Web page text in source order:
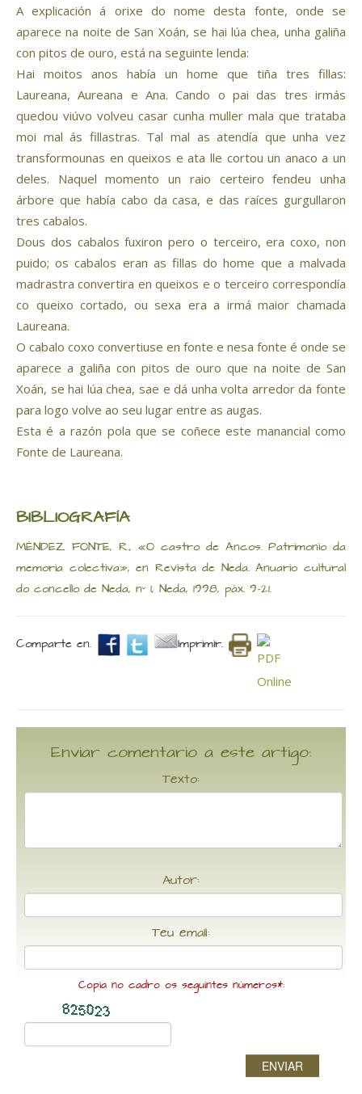
A explicación á orixe do nome desta fonte, onde se
aparece na noite de San Xoán, se hai lúa chea, unha galiña
con pitos de ouro, está na seguinte lenda:
Hai moitos anos había un home que tiña tres fillas:
Laureana, Aureana e Ana. Cando o pai das tres irmás
quedou viúvo volveu casar cunha muller mala que trataba
moi mal ás fillastras. Tal mal as atendía que unha vez
transformounas en queixos e ata lle cortou un anaco a un
deles. Naquel momento un raio certeiro fendeu unha
árbore que había cabo da casa, e das raíces gurgullaron
tres cabalos.
Dous dos cabalos fuxiron pero o terceiro, era coxo, non
puido; os cabalos eran as fillas do home que a malvada
madrastra convertira en queixos e o terceiro correspondía
co queixo cortado, ou sexa era a irmá maior chamada
Laureana.
O cabalo coxo convertiuse en fonte e nesa fonte é onde se
aparece a galiña con pitos de ouro que na noite de San
Xoán, se hai lúa chea, sae e dá unha volta arredor da fonte
para logo volve ao seu lugar entre as augas.
Esta é a razón pola que se coñece este manancial como
Fonte de Laureana.
BIBLIOGRAFÍA
MÉNDEZ FONTE, R., «O castro de Ancos. Patrimonio da
memoria colectiva», en Revista de Neda. Anuario cultural
do concello de Neda, nº 1, Neda, 1998, páx. 9-21.
Comparte en. Imprimir.
Enviar comentario a este artigo:
Texto:
Autor:
Teu email:
Copia no cadro os seguintes números*:
ENVIAR